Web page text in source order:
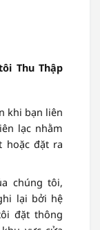
Thu Thập
khi bạn liên
lạc nhằm
hoặc đặt ra
chúng tôi,
lại bởi hệ
đặt thông